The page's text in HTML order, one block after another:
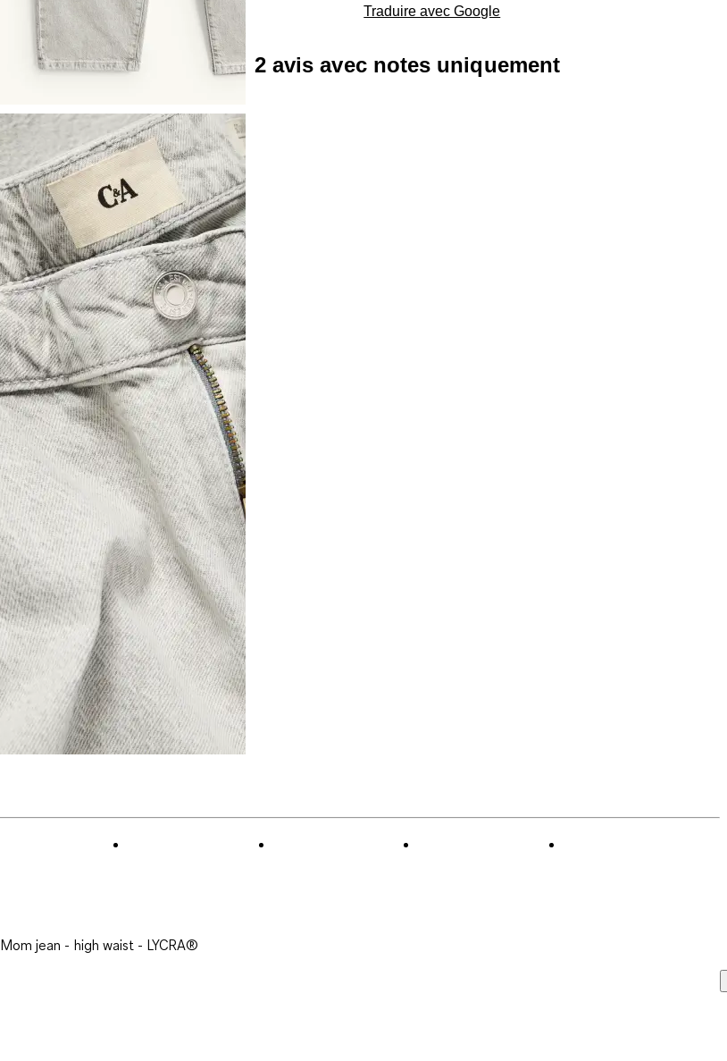
Traduire avec Google
2 avis avec notes uniquement
Mom jean - high waist - LYCRA®